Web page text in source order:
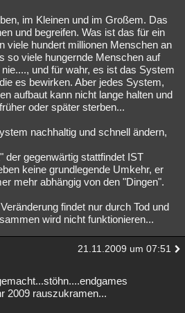
im Kleinen und im Großem. Das
und begreifen. Was ist das für ein
viele hundert millionen Menschen an
so viele hungernde Menschen auf
und für wahr, es ist das System
es bewirken. Aber jedes System,
aufbaut kann nicht lange halten und
oder später sterben...
nachhaltig und schnell ändern,
der gegenwärtig stattfindet IST
keine grundlegende Umkehr, er
mehr abhängig von den "Dingen".
findet nur durch Tod und
wird nicht funktionieren...
21.11.2009 um 07:51
2009 rauszukramen...